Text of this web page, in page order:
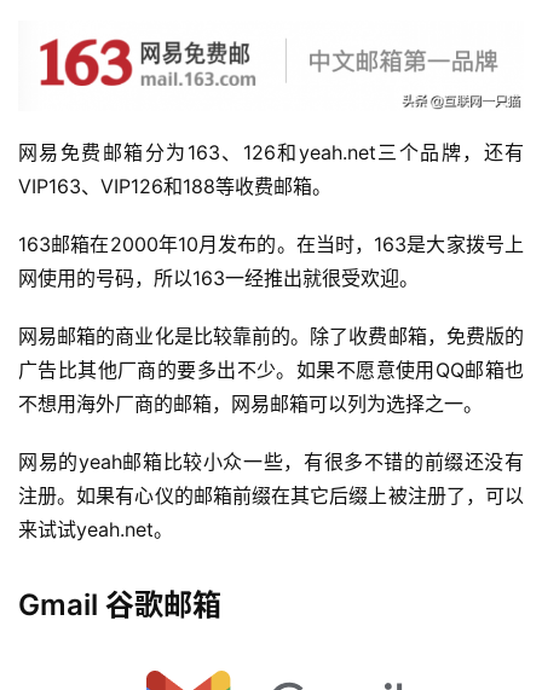
网易免费邮箱分为163、126和yeah.net三个品牌，还有
VIP163、VIP126和188等收费邮箱。
163邮箱在2000年10月发布的。在当时，163是大家拨号上
网使用的号码，所以163一经推出就很受欢迎。
网易邮箱的商业化是比较靠前的。除了收费邮箱，免费版的
广告比其他厂商的要多出不少。如果不愿意使用QQ邮箱也
不想用海外厂商的邮箱，网易邮箱可以列为选择之一。
网易的yeah邮箱比较小众一些，有很多不错的前缀还没有
注册。如果有心仪的邮箱前缀在其它后缀上被注册了，可以
来试试yeah.net。
Gmail 谷歌邮箱